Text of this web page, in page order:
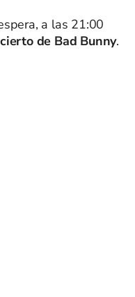
a las 21:00
de Bad Bunny.